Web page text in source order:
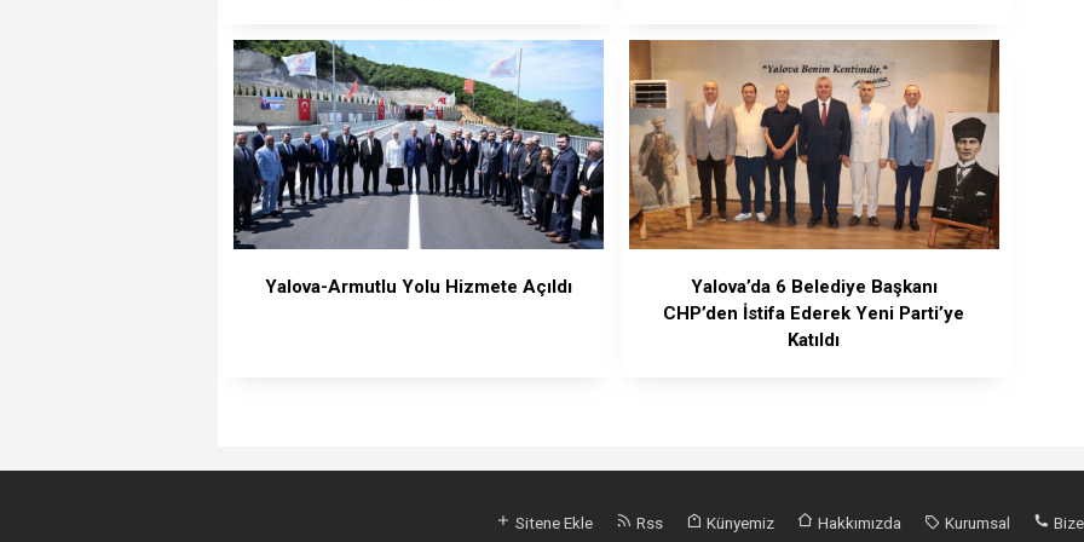
Yalova-Armutlu Yolu Hizmete Açıldı
Yalova’da 6 Belediye Başkanı
CHP’den İstifa Ederek Yeni Parti’ye
Katıldı
Sitene Ekle Rss Künyemiz Hakkımızda Kurumsal